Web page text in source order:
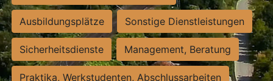
Ausbildungsplätze Sonstige Dienstleistungen
Sicherheitsdienste Management, Beratung
Praktika, Werkstudenten, Abschlussarbeiten